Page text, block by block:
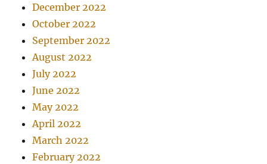
December 2022
October 2022
September 2022
August 2022
July 2022
June 2022
May 2022
April 2022
March 2022
February 2022